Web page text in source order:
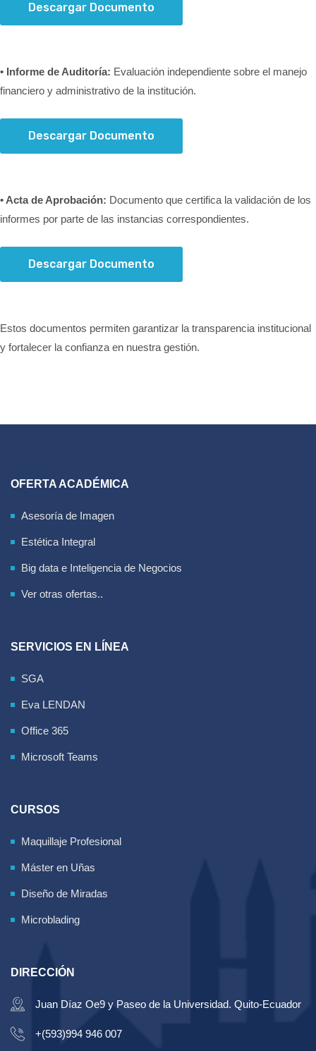
Descargar Documento
• Informe de Auditoría: Evaluación independiente sobre el manejo
financiero y administrativo de la institución.
Descargar Documento
• Acta de Aprobación: Documento que certifica la validación de los
informes por parte de las instancias correspondientes.
Descargar Documento
Estos documentos permiten garantizar la transparencia institucional
y fortalecer la confianza en nuestra gestión.
OFERTA ACADÉMICA
Asesoría de Imagen
Estética Integral
Big data e Inteligencia de Negocios
Ver otras ofertas..
SERVICIOS EN LÍNEA
SGA
Eva LENDAN
Office 365
Microsoft Teams
CURSOS
Maquillaje Profesional
Máster en Uñas
Diseño de Miradas
Microblading
DIRECCIÓN
Juan Díaz Oe9 y Paseo de la Universidad. Quito-Ecuador
+(593)994 946 007